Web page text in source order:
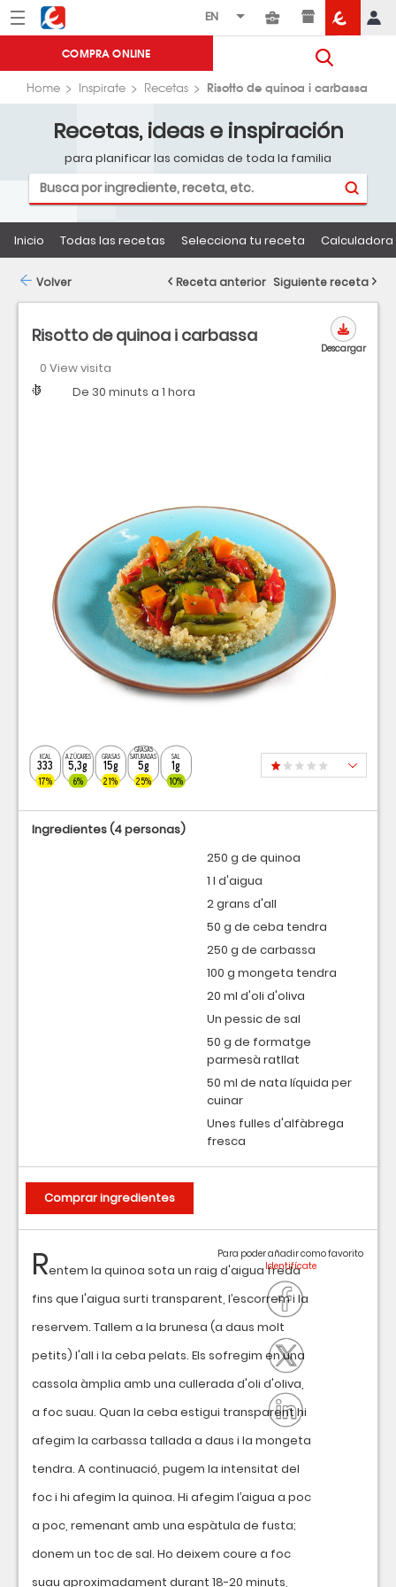
Menú Eroski
COMPRA ONLINE
Home Inspirate Recetas Risotto de quinoa i carbassa
Recetas, ideas e inspiración
para planificar las comidas de toda la familia
Inicio Todas las recetas Selecciona tu receta
Risotto de quinoa i carbassa
0 View visita
Dificultad
Tiempo De 30 minuts a 1 hora
Descargar
KCAL
333
17%
AZÚCARES
5,3g
6%
GRASAS
15g
21%
GRASAS
SATURADAS
5g
25%
SAL
1g
10%
Rentem la quinoa sota un raig d'aigua freda
fins que l'aigua surti transparent, l’escorrem i la
reservem. Tallem a la brunesa (a daus molt
petits) l'all i la ceba pelats. Els sofregim en una
cassola àmplia amb una cullerada d'oli d'oliva,
a foc suau. Quan la ceba estigui transparent hi
afegim la carbassa tallada a daus i la mongeta
tendra. A continuació, pugem la intensitat del
foc i hi afegim la quinoa. Hi afegim l’aigua a poc
a poc, remenant amb una espàtula de fusta;
donem un toc de sal. Ho deixem coure a foc
suau aproximadament durant 18-20 minuts,
Para poder añadir como favorito
Ingredientes(4 personas)
250 g de quinoa
1 l d'aigua
2 grans d'all
50 g de ceba tendra
250 g de carbassa
100 g mongeta tendra
20 ml d'oli d'oliva
Un pessic de sal
50 g de formatge
parmesà ratllat
50 ml de nata líquida per
cuinar
Unes fulles d'alfàbrega
fresca
Comprar ingredientes
Volver Receta anterior Siguiente receta